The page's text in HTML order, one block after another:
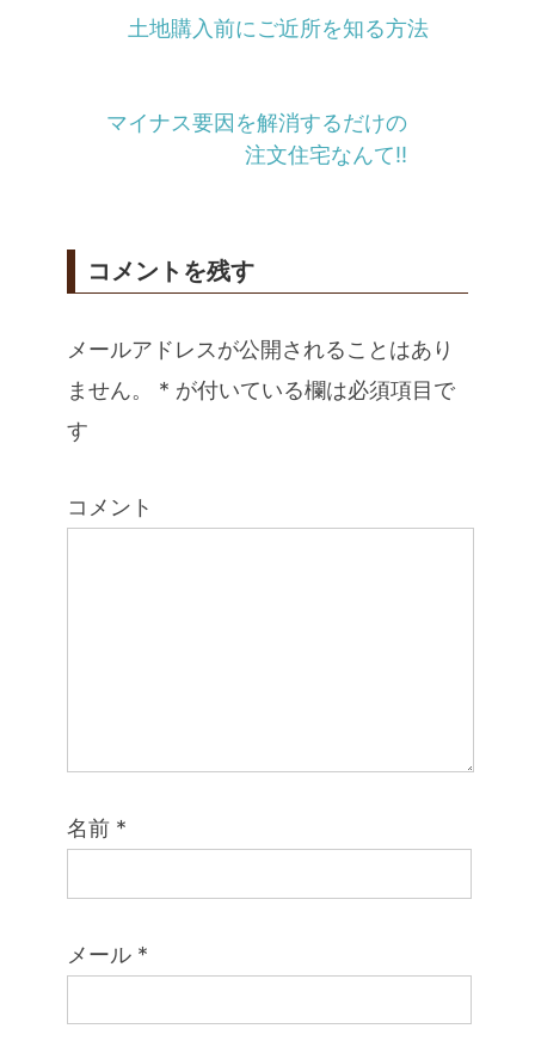
土地購入前にご近所を知る方法
マイナス要因を解消するだけの
注文住宅なんて!!
コメントを残す
メールアドレスが公開されることはあり
ません。
* が付いている欄は必須項目で
す
コメント
名前 *
メール *